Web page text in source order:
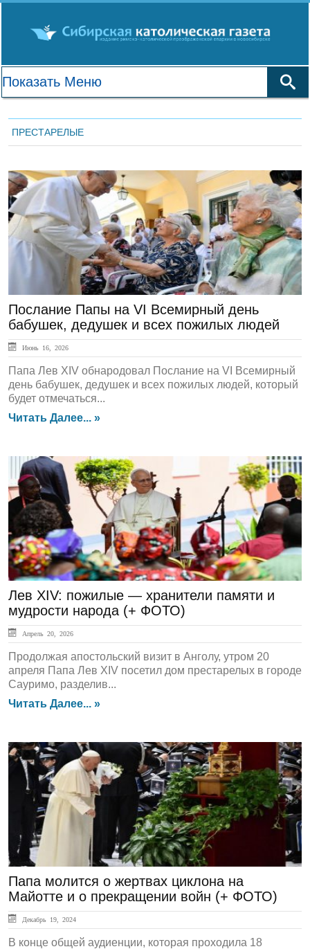
ПРЕСТАРЕЛЫЕ
ЛЕНТА НОВОСТЕЙ
Послание Папы на VI Всемирный день
бабушек, дедушек и всех пожилых людей
Июнь 16, 2026
Папа Лев XIV обнародовал Послание на VI Всемирный
день бабушек, дедушек и всех пожилых людей, который
будет отмечаться...
Читать Далее... »
ГЛАВНАЯ
Лев XIV: пожилые — хранители памяти и
мудрости народа (+ ФОТО)
Апрель 20, 2026
Продолжая апостольский визит в Анголу, утром 20
апреля Папа Лев XIV посетил дом престарелых в городе
Сауримо, разделив...
Читать Далее... »
ГЛАВНАЯ
Папа молится о жертвах циклона на
Майотте и о прекращении войн (+ ФОТО)
Декабрь 19, 2024
В конце общей аудиенции, которая проходила 18